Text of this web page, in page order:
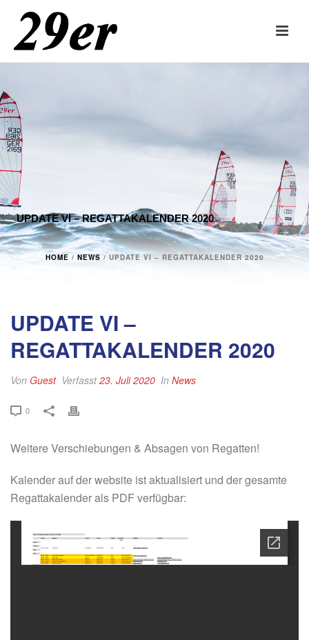
UPDATE VI – REGATTAKALENDER 2020
HOME / NEWS/ UPDATE VI – REGATTAKALENDER 2020
UPDATE VI –
REGATTAKALENDER 2020
Von Guest Verfasst23. Juli 2020 In News
0
Weitere Verschiebungen & Absagen von Regatten!
Kalender auf der website ist aktualisiert und der gesamte
Regattakalender als PDF verfügbar: